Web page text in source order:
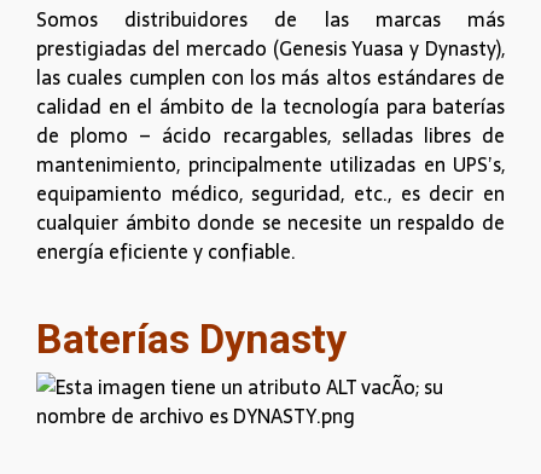
Somos distribuidores de las marcas más
prestigiadas del mercado (Genesis Yuasa y Dynasty),
las cuales cumplen con los más altos estándares de
calidad en el ámbito de la tecnología para baterías
de plomo – ácido recargables, selladas libres de
mantenimiento, principalmente utilizadas en UPS’s,
equipamiento médico, seguridad, etc., es decir en
cualquier ámbito donde se necesite un respaldo de
energía eficiente y confiable.
Baterías Dynasty